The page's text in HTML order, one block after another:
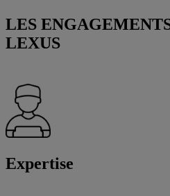
LES
LEXUS
Expertise